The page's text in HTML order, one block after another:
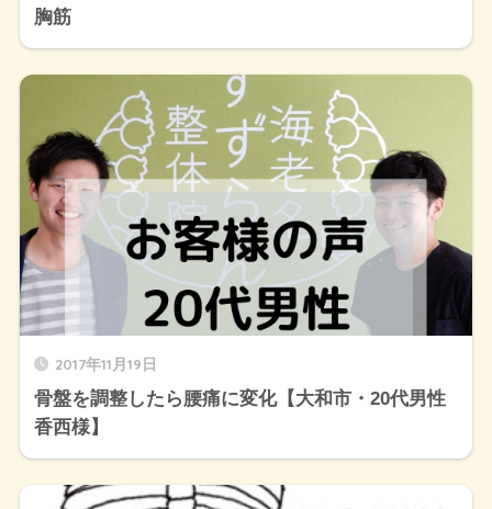
胸筋
2017年11月19日
骨盤を調整したら腰痛に変化【大和市・20代男性
香西様】